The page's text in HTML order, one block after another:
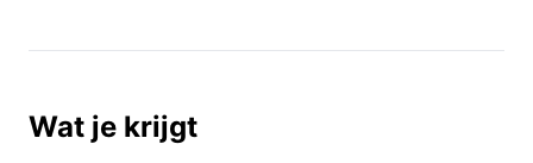
Wat je krijgt